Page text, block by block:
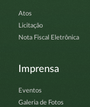
Atos
Licitação
Nota Fiscal Eletrônica
Imprensa
Eventos
Galeria de Fotos